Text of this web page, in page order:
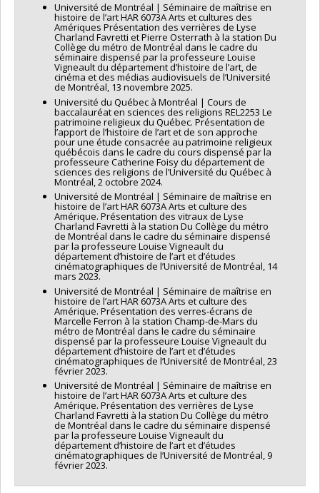
Université de Montréal | Séminaire de maîtrise en
histoire de l’art HAR 6073A Arts et cultures des
Amériques Présentation des verrières de Lyse
Charland Favretti et Pierre Osterrath à la station Du
Collège du métro de Montréal dans le cadre du
séminaire dispensé par la professeure Louise
Vigneault du département d’histoire de l’art, de
cinéma et des médias audiovisuels de l’Université
de Montréal, 13 novembre 2025.
Université du Québec à Montréal | Cours de
baccalauréat en sciences des religions REL2253 Le
patrimoine religieux du Québec. Présentation de
l’apport de l’histoire de l’art et de son approche
pour une étude consacrée au patrimoine religieux
québécois dans le cadre du cours dispensé par la
professeure Catherine Foisy du département de
sciences des religions de l’Université du Québec à
Montréal, 2 octobre 2024.
Université de Montréal | Séminaire de maîtrise en
histoire de l’art HAR 6073A Arts et culture des
Amérique. Présentation des vitraux de Lyse
Charland Favretti à la station Du Collège du métro
de Montréal dans le cadre du séminaire dispensé
par la professeure Louise Vigneault du
département d’histoire de l’art et d’études
cinématographiques de l’Université de Montréal, 14
mars 2023.
Université de Montréal | Séminaire de maîtrise en
histoire de l’art HAR 6073A Arts et culture des
Amérique. Présentation des verres-écrans de
Marcelle Ferron à la station Champ-de-Mars du
métro de Montréal dans le cadre du séminaire
dispensé par la professeure Louise Vigneault du
département d’histoire de l’art et d’études
cinématographiques de l’Université de Montréal, 23
février 2023.
Université de Montréal | Séminaire de maîtrise en
histoire de l’art HAR 6073A Arts et culture des
Amérique. Présentation des verrières de Lyse
Charland Favretti à la station Du Collège du métro
de Montréal dans le cadre du séminaire dispensé
par la professeure Louise Vigneault du
département d’histoire de l’art et d’études
cinématographiques de l’Université de Montréal, 9
février 2023.